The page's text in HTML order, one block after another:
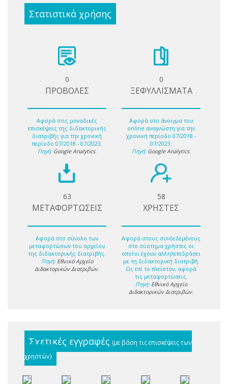
Στατιστικά χρήσης
0
ΠΡΟΒΟΛΕΣ
Αφορά στις μοναδικές
επισκέψεις της διδακτορικής
διατριβής για την χρονική
περίοδο 07/2018 - 07/2023.
Πηγή: Google Analytics.
0
ΞΕΦΥΛΛΙΣΜΑΤΑ
Αφορά στο άνοιγμα του
online αναγνώστη για την
χρονική περίοδο 07/2018 -
07/2023.
Πηγή: Google Analytics.
63
ΜΕΤΑΦΟΡΤΩΣΕΙΣ
Αφορά στο σύνολο των
μεταφορτώσων του αρχείου
της διδακτορικής διατριβής.
Πηγή: Εθνικό Αρχείο
Διδακτορικών Διατριβών.
58
ΧΡΗΣΤΕΣ
Αφορά στους συνδεδεμένους
στο σύστημα χρήστες οι
οποίοι έχουν αλληλεπιδράσει
με τη διδακτορική διατριβή.
Ως επί το πλείστον, αφορά
τις μεταφορτώσεις.
Πηγή: Εθνικό Αρχείο
Διδακτορικών Διατριβών.
Σχετικές εγγραφές (με βάση τις επισκέψεις των
χρηστών)